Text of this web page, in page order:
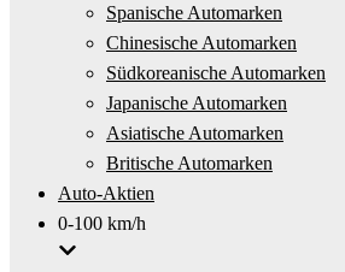
Spanische Automarken
Chinesische Automarken
Südkoreanische Automarken
Japanische Automarken
Asiatische Automarken
Britische Automarken
Auto-Aktien
0-100 km/h